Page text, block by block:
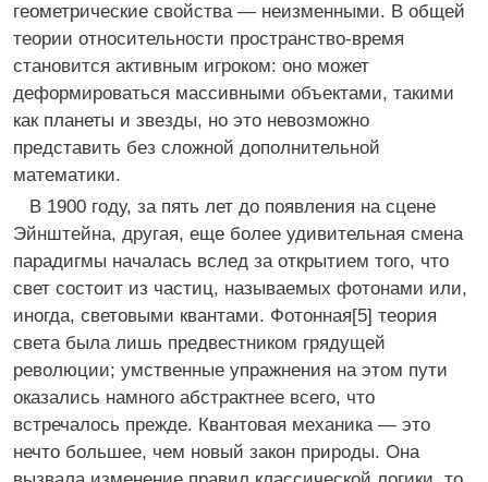
геометрические свойства — неизменными. В общей
теории относительности пространство-время
становится активным игроком: оно может
деформироваться массивными объектами, такими
как планеты и звезды, но это невозможно
представить без сложной дополнительной
математики.
В 1900 году, за пять лет до появления на сцене
Эйнштейна, другая, еще более удивительная смена
парадигмы началась вслед за открытием того, что
свет состоит из частиц, называемых фотонами или,
иногда, световыми квантами. Фотонная[5] теория
света была лишь предвестником грядущей
революции; умственные упражнения на этом пути
оказались намного абстрактнее всего, что
встречалось прежде. Квантовая механика — это
нечто большее, чем новый закон природы. Она